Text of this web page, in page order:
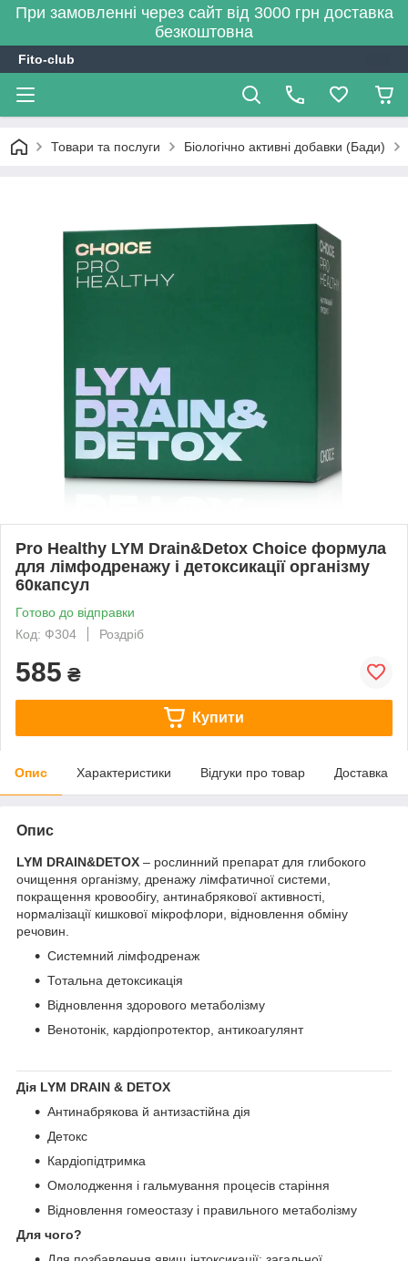
При замовленні через сайт від 3000 грн доставка
безкоштовна
Fito-club
Товари та послуги Біологічно активні добавки (Бади)
Pro Healthy LYM Drain&Detox Choice формула
для лімфодренажу і детоксикації організму
60капсул
Готово до відправки
Код: Ф304
Роздріб
585 ₴
Купити
Опис Характеристики Відгуки про товар Доставка
Опис
LYM DRAIN&DETOX – рослинний препарат для глибокого
очищення організму, дренажу лімфатичної системи,
покращення кровообігу, антинабрякової активності,
нормалізації кишкової мікрофлори, відновлення обміну
речовин.
Системний лімфодренаж
Тотальна детоксикація
Відновлення здорового метаболізму
Венотонік, кардіопротектор, антикоагулянт
Дія LYM DRAIN & DETOX
Антинабрякова й антизастійна дія
Детокс
Кардіопідтримка
Омолодження і гальмування процесів старіння
Відновлення гомеостазу і правильного метаболізму
Для чого?